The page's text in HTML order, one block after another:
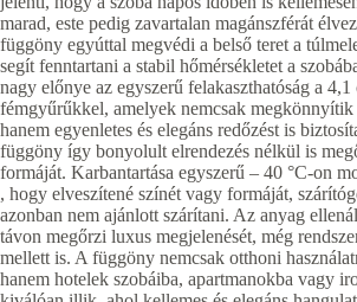
marad, este pedig zavartalan magánszférát
függöny egyúttal megvédi a belső teret a
segít fenntartani a stabil hőmérsékletet a
nagy előnye az egyszerű felakaszthatóság a 4,1
fémgyűrűkkel, amelyek nemcsak megkönnyítik
hanem egyenletes és elegáns redőzést is
függöny így bonyolult elrendezés nélkül is
formáját. Karbantartása egyszerű – 40 °C-on
, hogy elveszítené színét vagy formáját,
azonban nem ajánlott szárítani. Az anyag
távon megőrzi luxus megjelenését, még
mellett is. A függöny nemcsak otthoni
hanem hotelek szobáiba, apartmanokba vagy